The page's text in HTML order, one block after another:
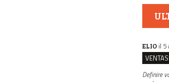
ELIO il 5
Definire